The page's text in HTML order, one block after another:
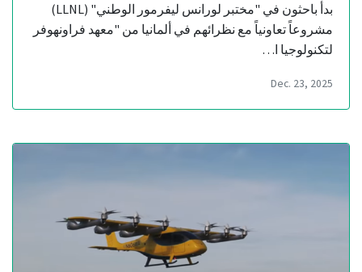
بدأ باحثون في "مختبر لورانس ليفرمور الوطني" (LLNL)
مشروعاً تعاونياً مع نظرائهم في ألمانيا من "معهد فراونهوفر
لتكنولوجيا ا…
Dec. 23, 2025